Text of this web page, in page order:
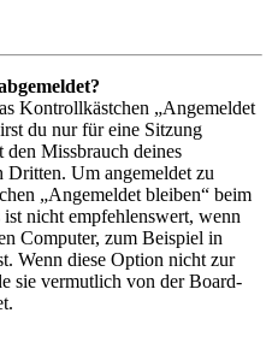
Kontrollkästchen „Angemeldet
du nur für eine Sitzung
den Missbrauch deines
Dritten. Um angemeldet zu
„Angemeldet bleiben“ beim
nicht empfehlenswert, wenn
Computer, zum Beispiel in
Wenn diese Option nicht zur
sie vermutlich von der Board-